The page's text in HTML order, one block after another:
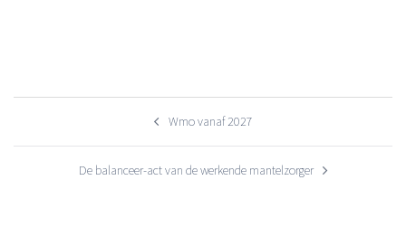
Wmo vanaf 2027
De balanceer-act van de werkende mantelzorger